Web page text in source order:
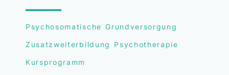
Psychosomatische Grundversorgung
Zusatzweiterbildung Psychotherapie
Kursprogramm